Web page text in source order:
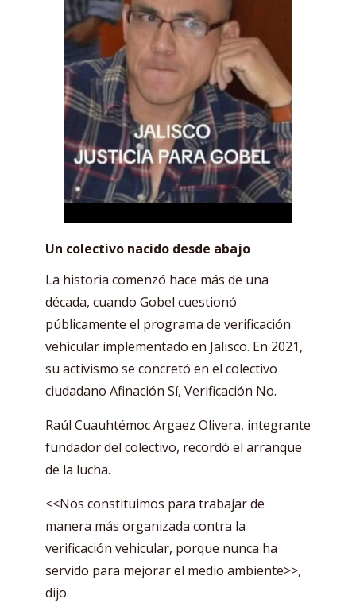
Un colectivo nacido desde abajo
La historia comenzó hace más de una
década, cuando Gobel cuestionó
públicamente el programa de verificación
vehicular implementado en Jalisco. En 2021,
su activismo se concretó en el colectivo
ciudadano Afinación Sí, Verificación No.
Raúl Cuauhtémoc Argaez Olivera, integrante
fundador del colectivo, recordó el arranque
de la lucha.
<<Nos constituimos para trabajar de
manera más organizada contra la
verificación vehicular, porque nunca ha
servido para mejorar el medio ambiente>>,
dijo.